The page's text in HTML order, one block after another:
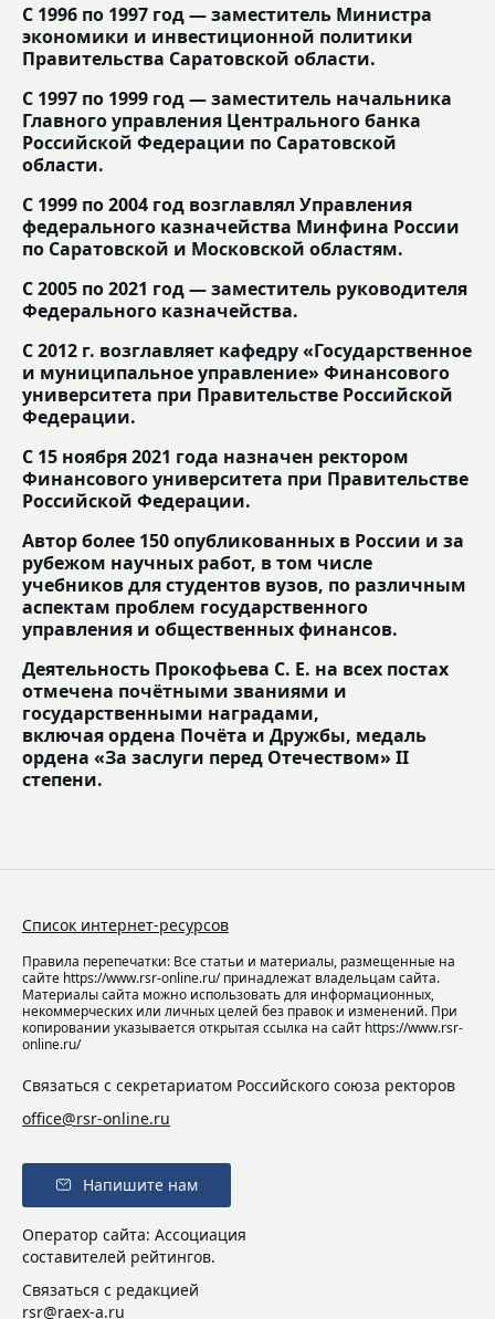
С 1996 по 1997 год — заместитель Министра
экономики и инвестиционной политики
Правительства Саратовской области.
С 1997 по 1999 год — заместитель начальника
Главного управления Центрального банка
Российской Федерации по Саратовской
области.
С 1999 по 2004 год возглавлял Управления
федерального казначейства Минфина России
по Саратовской и Московской областям.
С 2005 по 2021 год — заместитель руководителя
Федерального казначейства.
С 2012 г. возглавляет кафедру «Государственное
и муниципальное управление» Финансового
университета при Правительстве Российской
Федерации.
С 15 ноября 2021 года назначен ректором
Финансового университета при Правительстве
Российской Федерации.
Автор более 150 опубликованных в России и за
рубежом научных работ, в том числе
учебников для студентов вузов, по различным
аспектам проблем государственного
управления и общественных финансов.
Деятельность Прокофьева С. Е. на всех постах
отмечена почётными званиями и
государственными наградами,
включая ордена Почёта и Дружбы, медаль
ордена «За заслуги перед Отечеством» II
степени.
Список интернет-ресурсов
Правила перепечатки: Все статьи и материалы, размещенные на
сайте https://www.rsr-online.ru/ принадлежат владельцам сайта.
Материалы сайта можно использовать для информационных,
некоммерческих или личных целей без правок и изменений. При
копировании указывается открытая ссылка на сайт https://www.rsr-
online.ru/
Связаться с секретариатом Российского союза ректоров
office@rsr-online.ru
Напишите нам
Оператор сайта: Ассоциация
составителей рейтингов.
Связаться с редакцией
rsr@raex-a.ru